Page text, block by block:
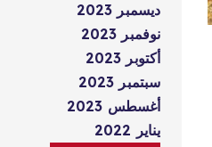
ديسمبر 2023
نوفمبر 2023
أكتوبر 2023
سبتمبر 2023
أغسطس 2023
يناير 2022